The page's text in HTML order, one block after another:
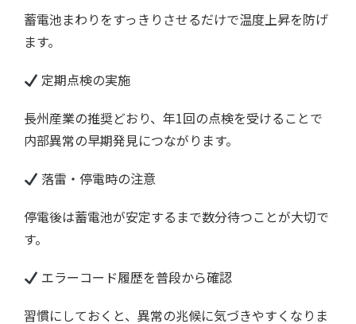
蓄電池まわりをすっきりさせるだけで温度上昇を防げ
ます。
定期点検の実施
長州産業の推奨どおり、年1回の点検を受けることで
内部異常の早期発見につながります。
落雷・停電時の注意
停電後は蓄電池が安定するまで数分待つことが大切で
す。
エラーコード履歴を普段から確認
習慣にしておくと、異常の兆候に気づきやすくなりま